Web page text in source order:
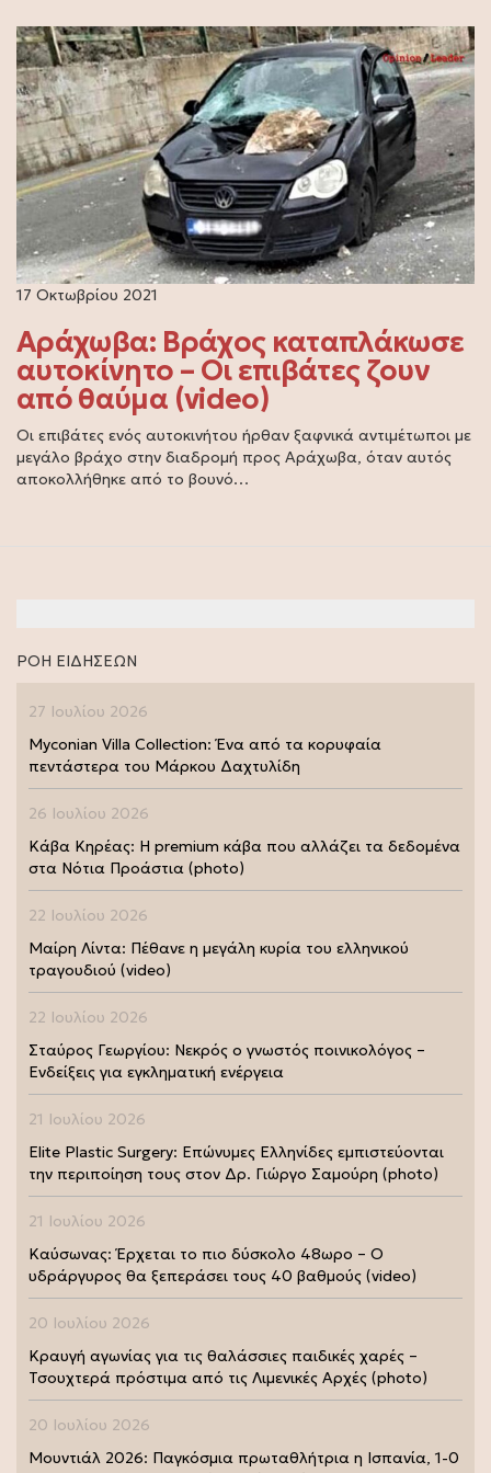
17 Οκτωβρίου 2021
Αράχωβα: Βράχος καταπλάκωσε
αυτοκίνητο – Οι επιβάτες ζουν
από θαύμα (video)
Οι επιβάτες ενός αυτοκινήτου ήρθαν ξαφνικά αντιμέτωποι με
μεγάλο βράχο στην διαδρομή προς Αράχωβα, όταν αυτός
αποκολλήθηκε από το βουνό…
ΡΟΗ ΕΙΔΗΣΕΩΝ
27 Ιουλίου 2026
Myconian Villa Collection: Ένα από τα κορυφαία
πεντάστερα του Μάρκου Δαχτυλίδη
26 Ιουλίου 2026
Κάβα Κηρέας: Η premium κάβα που αλλάζει τα δεδομένα
στα Νότια Προάστια (photo)
22 Ιουλίου 2026
Μαίρη Λίντα: Πέθανε η μεγάλη κυρία του ελληνικού
τραγουδιού (video)
22 Ιουλίου 2026
Σταύρος Γεωργίου: Νεκρός ο γνωστός ποινικολόγος –
Ενδείξεις για εγκληματική ενέργεια
21 Ιουλίου 2026
Elite Plastic Surgery: Επώνυμες Ελληνίδες εμπιστεύονται
την περιποίηση τους στον Δρ. Γιώργο Σαμούρη (photo)
21 Ιουλίου 2026
Καύσωνας: Έρχεται το πιο δύσκολο 48ωρο – Ο
υδράργυρος θα ξεπεράσει τους 40 βαθμούς (video)
20 Ιουλίου 2026
Κραυγή αγωνίας για τις θαλάσσιες παιδικές χαρές –
Τσουχτερά πρόστιμα από τις Λιμενικές Αρχές (photo)
20 Ιουλίου 2026
Μουντιάλ 2026: Παγκόσμια πρωταθλήτρια η Ισπανία, 1-0